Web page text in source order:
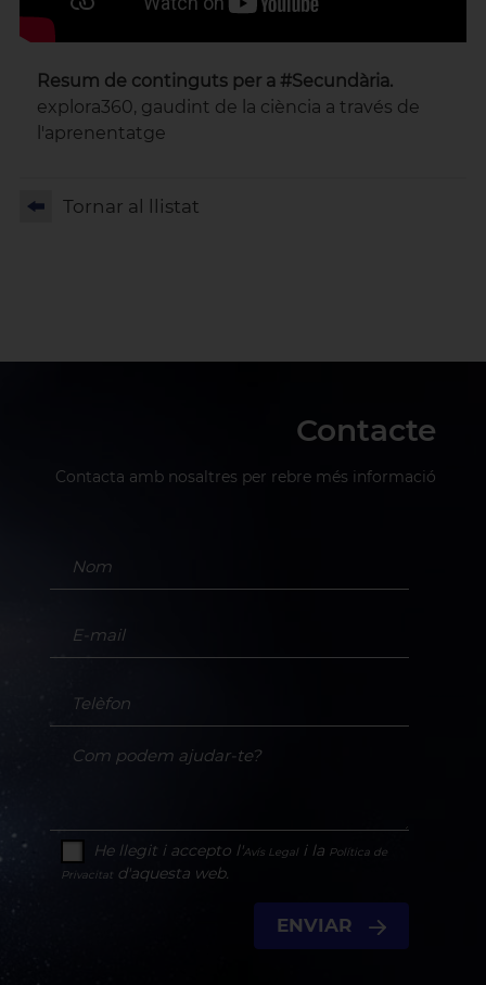
Resum de continguts per a #Secundària.
explora360, gaudint de la ciència a través de
l'aprenentatge
Tornar al llistat
Contacte
Contacta amb nosaltres per rebre més informació
He llegit i accepto l'Avís Legali la Política de
Privacitat d'aquesta web.
ENVIAR